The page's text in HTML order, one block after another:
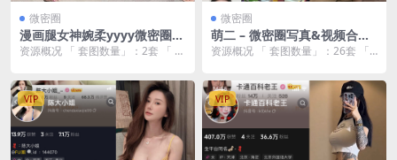
微密圈
漫画腿女神婉柔yyyy微密圈套
图合集下载【4K原画/持续更
资源概况 「 套图数量」：2套 「 资
」：...
微密圈
萌二 – 微密圈写真&视频合集
下载【26套/4K原画/3.15GB/
资源概况 「 套图数量」：26套 「
...
VIP VIP